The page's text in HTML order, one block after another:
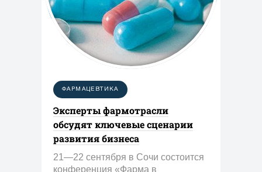
ФАРМАЦЕВТИКА
Эксперты фармотрасли
обсудят ключевые сценарии
развития бизнеса
21—22 сентября в Сочи состоится
конференция «Фарма в